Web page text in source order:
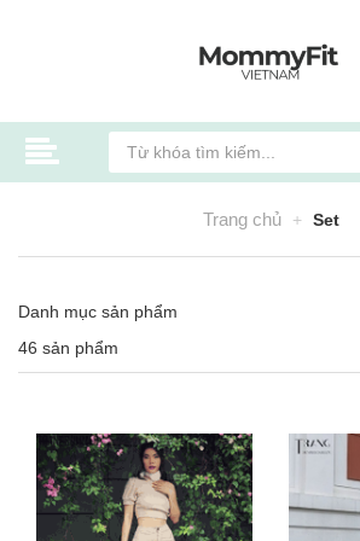
Trang chủ Set
Danh mục sản phẩm
46 sản phẩm